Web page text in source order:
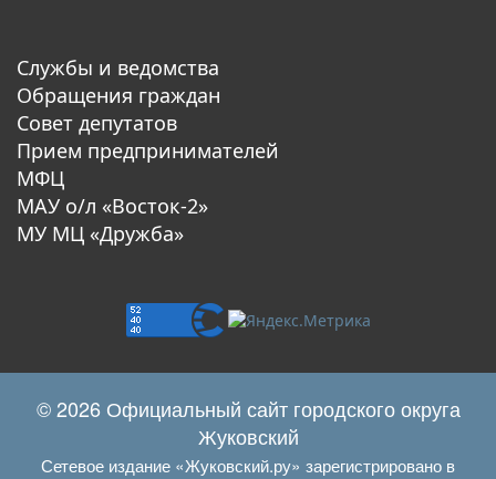
Службы и ведомства
Обращения граждан
Совет депутатов
Прием предпринимателей
МФЦ
МАУ о/л «Восток-2»
МУ МЦ «Дружба»
© 2026 Официальный сайт городского округа
Жуковский
Сетевое издание «Жуковский.ру» зарегистрировано в